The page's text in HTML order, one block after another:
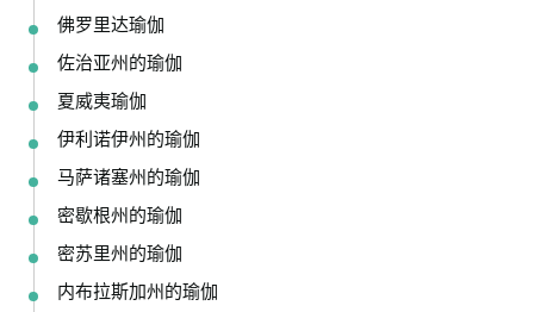
佛罗里达瑜伽
佐治亚州的瑜伽
夏威夷瑜伽
伊利诺伊州的瑜伽
马萨诸塞州的瑜伽
密歇根州的瑜伽
密苏里州的瑜伽
内布拉斯加州的瑜伽